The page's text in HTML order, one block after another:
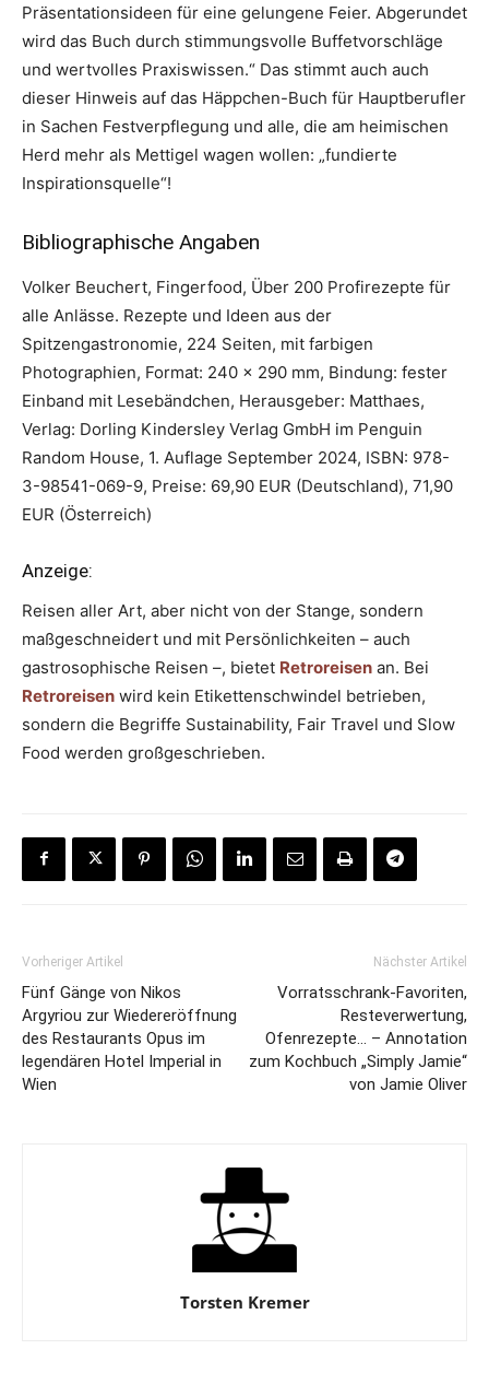
Präsentationsideen für eine gelungene Feier. Abgerundet
wird das Buch durch stimmungsvolle Buffetvorschläge
und wertvolles Praxiswissen.“ Das stimmt auch auch
dieser Hinweis auf das Häppchen-Buch für Hauptberufler
in Sachen Festverpflegung und alle, die am heimischen
Herd mehr als Mettigel wagen wollen: „fundierte
Inspirationsquelle“!
Bibliographische Angaben
Volker Beuchert, Fingerfood, Über 200 Profirezepte für
alle Anlässe. Rezepte und Ideen aus der
Spitzengastronomie, 224 Seiten, mit farbigen
Photographien, Format: 240 x 290 mm, Bindung: fester
Einband mit Lesebändchen, Herausgeber: Matthaes,
Verlag: Dorling Kindersley Verlag GmbH im Penguin
Random House, 1. Auflage September 2024, ISBN: 978-
3-98541-069-9, Preise: 69,90 EUR (Deutschland), 71,90
EUR (Österreich)
Anzeige:
Reisen aller Art, aber nicht von der Stange, sondern
maßgeschneidert und mit Persönlichkeiten – auch
gastrosophische Reisen –, bietet Retroreisen an. Bei
Retroreisen wird kein Etikettenschwindel betrieben,
sondern die Begriffe Sustainability, Fair Travel und Slow
Food werden großgeschrieben.
Vorheriger Artikel
Fünf Gänge von Nikos
Argyriou zur Wiedereröffnung
des Restaurants Opus im
legendären Hotel Imperial in
Wien
Nächster Artikel
Vorratsschrank-Favoriten,
Resteverwertung,
Ofenrezepte… – Annotation
zum Kochbuch „Simply Jamie“
von Jamie Oliver
Torsten Kremer